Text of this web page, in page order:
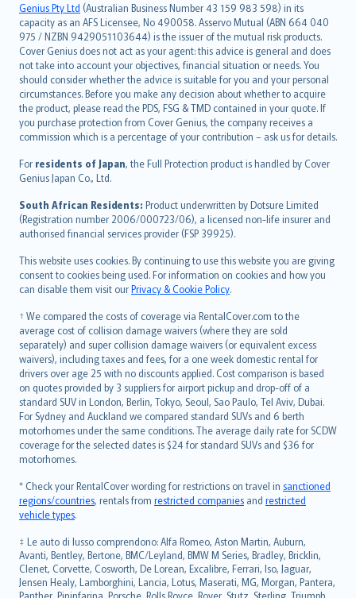
Genius Pty Ltd (Australian Business Number 43 159 983 598) in its
capacity as an AFS Licensee, No 490058. Asservo Mutual (ABN 664 040
975 / NZBN 9429051103644) is the issuer of the mutual risk products.
Cover Genius does not act as your agent: this advice is general and does
not take into account your objectives, financial situation or needs. You
should consider whether the advice is suitable for you and your personal
circumstances. Before you make any decision about whether to acquire
the product, please read the PDS, FSG & TMD contained in your quote. If
you purchase protection from Cover Genius, the company receives a
commission which is a percentage of your contribution – ask us for details.
For residents of Japan, the Full Protection product is handled by Cover
Genius Japan Co., Ltd.
South African Residents: Product underwritten by Dotsure Limited
(Registration number 2006/000723/06), a licensed non-life insurer and
authorised financial services provider (FSP 39925).
This website uses cookies. By continuing to use this website you are giving
consent to cookies being used. For information on cookies and how you
can disable them visit ourPrivacy & Cookie Policy.
† We compared the costs of coverage via RentalCover.com to the
average cost of collision damage waivers (where they are sold
separately) and super collision damage waivers (or equivalent excess
waivers), including taxes and fees, for a one week domestic rental for
drivers over age 25 with no discounts applied. Cost comparison is based
on quotes provided by 3 suppliers for airport pickup and drop-off of a
standard SUV in London, Berlin, Tokyo, Seoul, Sao Paulo, Tel Aviv, Dubai.
For Sydney and Auckland we compared standard SUVs and 6 berth
motorhomes under the same conditions. The average daily rate for SCDW
coverage for the selected dates is $24 for standard SUVs and $36 for
motorhomes.
* Check your RentalCover wording for restrictions on travel in sanctioned
regions/countries, rentals from restricted companies and restricted
vehicle types.
‡ Le auto di lusso comprendono: Alfa Romeo, Aston Martin, Auburn,
Avanti, Bentley, Bertone, BMC/Leyland, BMW M Series, Bradley, Bricklin,
Clenet, Corvette, Cosworth, De Lorean, Excalibre, Ferrari, Iso, Jaguar,
Jensen Healy, Lamborghini, Lancia, Lotus, Maserati, MG, Morgan, Pantera,
Panther, Pininfarina, Porsche, Rolls Royce, Rover, Stutz, Sterling, Triumph,
Русский
ภาษาไทย
български
català
Hrvatski
eesti
Ελληνικά
Magyar
Íslenska
Bahasa Indonesia
latviešu
Lietuviškai
Bahasa Melayu
Română
српски
Slovensky
Slovenščina
Українська
Tiếng Việt